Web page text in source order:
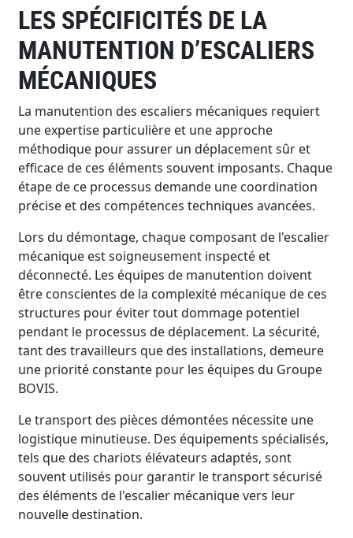
LES SPÉCIFICITÉS DE LA
MANUTENTION D’ESCALIERS
MÉCANIQUES
La manutention des escaliers mécaniques requiert
une expertise particulière et une approche
méthodique pour assurer un déplacement sûr et
efficace de ces éléments souvent imposants. Chaque
étape de ce processus demande une coordination
précise et des compétences techniques avancées.
Lors du démontage, chaque composant de l'escalier
mécanique est soigneusement inspecté et
déconnecté. Les équipes de manutention doivent
être conscientes de la complexité mécanique de ces
structures pour éviter tout dommage potentiel
pendant le processus de déplacement. La sécurité,
tant des travailleurs que des installations, demeure
une priorité constante pour les équipes du Groupe
BOVIS.
Le transport des pièces démontées nécessite une
logistique minutieuse. Des équipements spécialisés,
tels que des chariots élévateurs adaptés, sont
souvent utilisés pour garantir le transport sécurisé
des éléments de l'escalier mécanique vers leur
nouvelle destination.